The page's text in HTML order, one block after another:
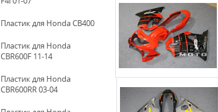
Пластик для Honda CB400
Пластик для Honda
CBR600F 11-14
Пластик для Honda
CBR600RR 03-04